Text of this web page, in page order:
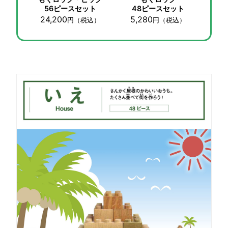
56ピースセット
24,200 円 （税込）
48ピースセット
5,280 円 （税込）